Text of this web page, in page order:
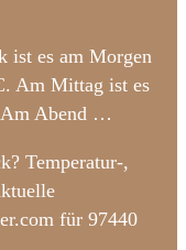
ist es am Morgen
Am Mittag ist es
Am Abend …
Temperatur-,
für 97440